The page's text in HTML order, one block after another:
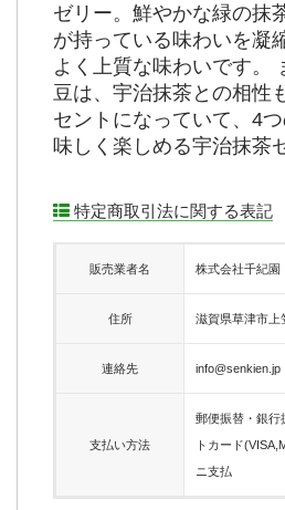
ゼリー。鮮やかな緑の抹
が持っている味わいを凝
よく上質な味わいです。
豆は、宇治抹茶との相性
セントになっていて、4
味しく楽しめる宇治抹茶
特定商取引法に関する表記
販売業者名 株式会社千紀園
住所 滋賀県草津市上
連絡先 info@senkien.jp
支払い方法
郵便振替・銀行
トカード
ニ支払